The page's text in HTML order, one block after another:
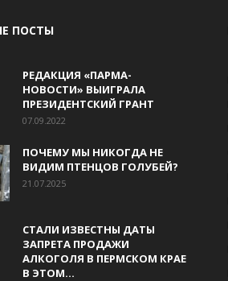
ПОСТЫ
РЕДАКЦИЯ «ПАРМА-
НОВОСТИ» ВЫИГРАЛА
ПРЕЗИДЕНТСКИЙ ГРАНТ
07.09.2022
ПОЧЕМУ МЫ НИКОГДА НЕ
ВИДИМ ПТЕНЦОВ ГОЛУБЕЙ?
21.07.2025
СТАЛИ ИЗВЕСТНЫ ДАТЫ
ЗАПРЕТА ПРОДАЖИ
АЛКОГОЛЯ В ПЕРМСКОМ КРАЕ
В ЭТОМ...